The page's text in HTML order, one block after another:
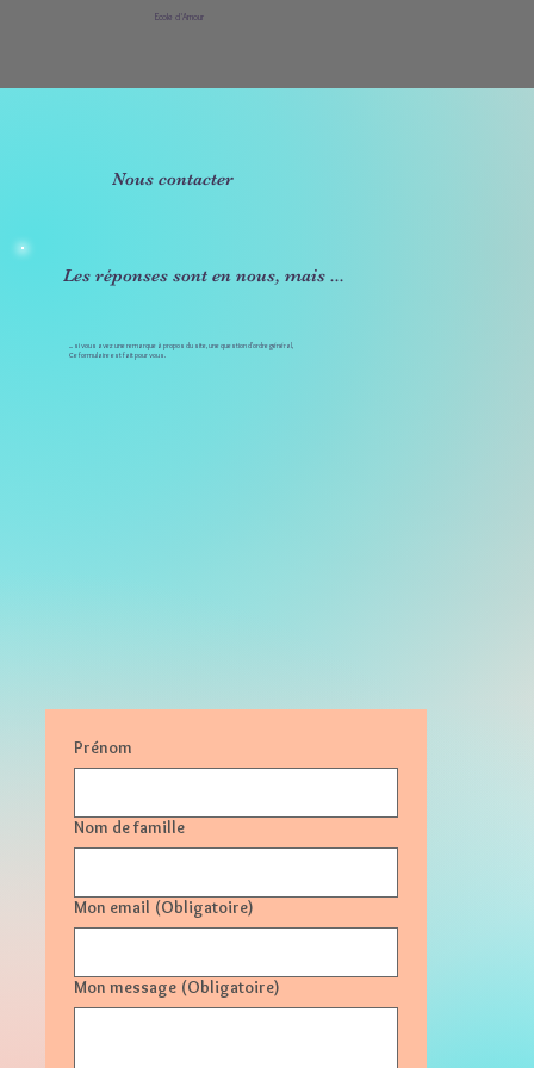
Ecole d'Amour
Nous contacter
Les réponses sont en nous, mais ...
... si vous avez une remarque à propos du site, une question d'ordre général,
Ce formulaire est fait pour vous.
Prénom
Nom de famille
Mon email (Obligatoire)
Mon message (Obligatoire)